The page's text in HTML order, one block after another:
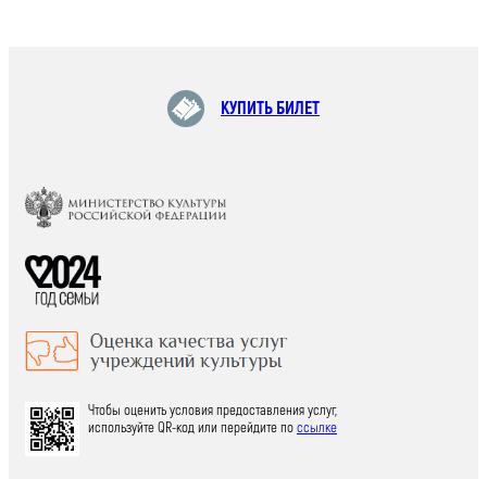
КУПИТЬ БИЛЕТ
Чтобы оценить условия предоставления услуг,
используйте QR-код или перейдите поссылке